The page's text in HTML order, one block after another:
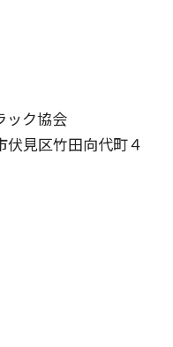
ック協会
伏見区竹田向代町４